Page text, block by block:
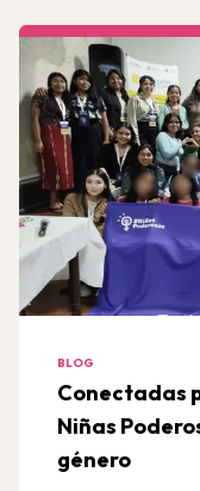
BLOG
Conectadas
Niñas
género